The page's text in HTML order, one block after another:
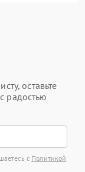
оставьте
радостью
с Политикой